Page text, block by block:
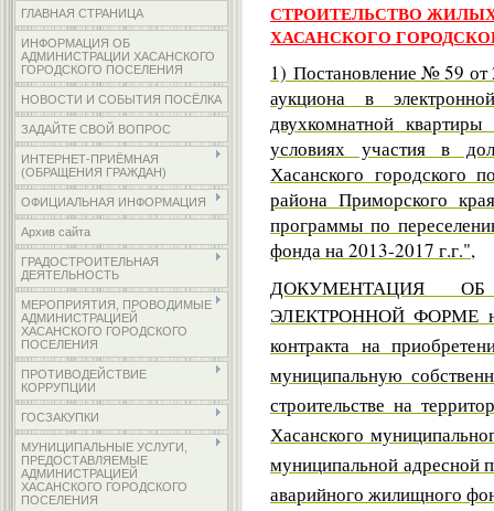
ГЛАВНАЯ СТРАНИЦА
ИНФОРМАЦИЯ ОБ
АДМИНИСТРАЦИИ ХАСАНСКОГО
ГОРОДСКОГО ПОСЕЛЕНИЯ
НОВОСТИ И СОБЫТИЯ ПОСЁЛКА
ЗАДАЙТЕ СВОЙ ВОПРОС
ИНТЕРНЕТ-ПРИЁМНАЯ
(ОБРАЩЕНИЯ ГРАЖДАН)
ОФИЦИАЛЬНАЯ ИНФОРМАЦИЯ
Архив сайта
ГРАДОСТРОИТЕЛЬНАЯ
ДЕЯТЕЛЬНОСТЬ
МЕРОПРИЯТИЯ, ПРОВОДИМЫЕ
АДМИНИСТРАЦИЕЙ
ХАСАНСКОГО ГОРОДСКОГО
ПОСЕЛЕНИЯ
ПРОТИВОДЕЙСТВИЕ
КОРРУПЦИИ
ГОСЗАКУПКИ
МУНИЦИПАЛЬНЫЕ УСЛУГИ,
ПРЕДОСТАВЛЯЕМЫЕ
АДМИНИСТРАЦИЕЙ
ХАСАНСКОГО ГОРОДСКОГО
ПОСЕЛЕНИЯ
СТРОИТЕЛЬСТВО
ХАСАНСКОГО
1) Постановление № 59 от
аукциона в
двухкомнатной
условиях участия в
Хасанского городского
района Приморского
программы по
фонда на 2013-2017 г.г.",
ДОКУМЕНТАЦИЯ
ЭЛЕКТРОННОЙ ФОРМЕ
контракта на
муниципальную
строительстве на
Хасанского
муниципальной адресной
аварийного жилищного